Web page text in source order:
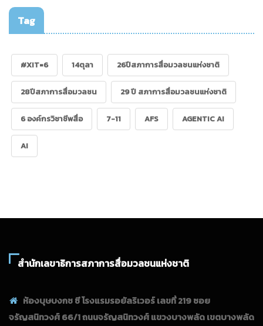
Tag
#XIT=6 14ตุลา 26ปีสภาการสื่อมวลชนแห่งชาติ
28ปีสภาการสื่อมวลชน 29 ปี สภาการสื่อมวลชนแห่งชาติ
6 องค์กรวิชาชีพสื่อ 7-11 AFS AGENTIC AI
AI
สำนักเลขาธิการสภาการสื่อมวลชนแห่งชาติ
ห้องบุษบงกช ซี โรงแรมรอยัลริเวอร์ เลขที่ 219 ซอย
จรัญสนิทวงศ์ 66/1 ถนนจรัญสนิทวงศ์ แขวงบางพลัด เขตบางพลัด